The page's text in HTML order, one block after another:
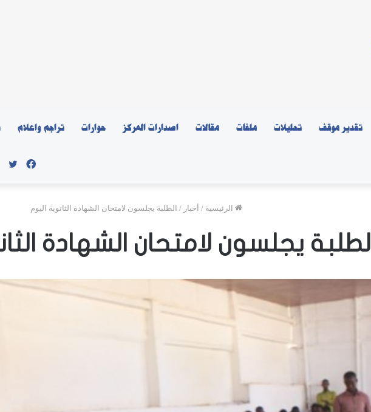
تقدير موقف تحليلات ملفات مقالات اصدارات المركز حوارات تراجم واعلام
الرئيسية / أخبار / الطلبة يجلسون لامتحان الشهادة الثانوية اليوم
الطلبة يجلسون لامتحان الشهادة